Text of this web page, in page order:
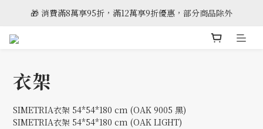
🎈雲林斗六門市全新開幕
🎁 消費滿8萬享95折，滿12萬享9折優惠，部分商品除外
衣架
SIMETRIA衣架 54*54*180 cm (OAK 9005 黑)
SIMETRIA衣架 54*54*180 cm (OAK LIGHT)